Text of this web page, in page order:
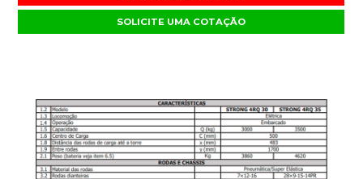
SOLICITE UMA COTAÇÃO